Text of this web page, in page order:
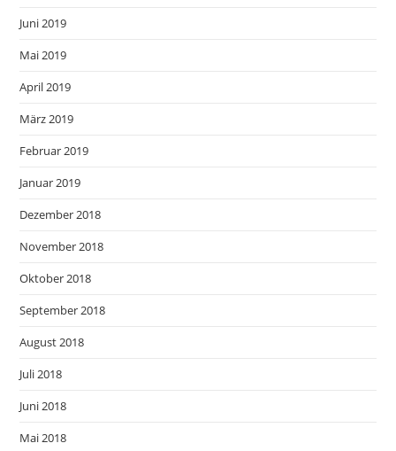
Juni 2019
Mai 2019
April 2019
März 2019
Februar 2019
Januar 2019
Dezember 2018
November 2018
Oktober 2018
September 2018
August 2018
Juli 2018
Juni 2018
Mai 2018